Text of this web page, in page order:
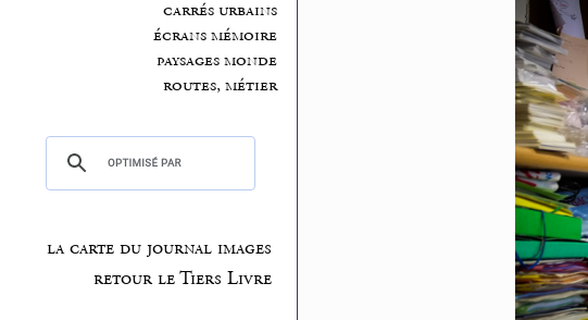
carrés urbains
écrans mémoire
paysages monde
routes, métier
la carte du journal images
retour le Tiers Livre